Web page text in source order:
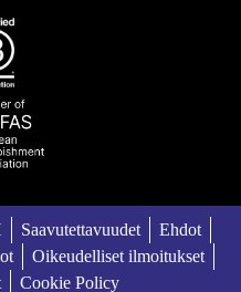
Saavutettavuudet
Ehdot
Oikeudelliset ilmoitukset
Cookie Policy